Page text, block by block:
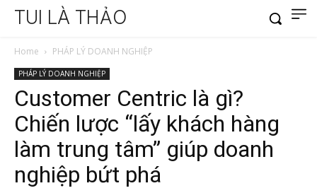
TUI LÀ THẢO
Home PHÁP LÝ DOANH NGHIỆP
PHÁP LÝ DOANH NGHIỆP
Customer Centric là gì?
Chiến lược “lấy khách hàng
làm trung tâm” giúp doanh
nghiệp bứt phá